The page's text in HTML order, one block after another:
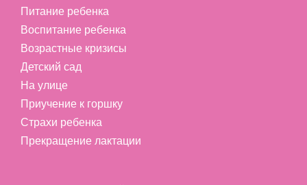
Питание ребенка
Воспитание ребенка
Возрастные кризисы
Детский сад
На улице
Приучение к горшку
Страхи ребенка
Прекращение лактации